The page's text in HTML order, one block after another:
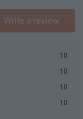
Write a review
10
10
10
10